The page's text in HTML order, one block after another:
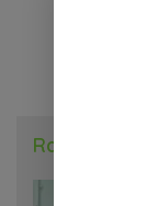
Radar Daerah